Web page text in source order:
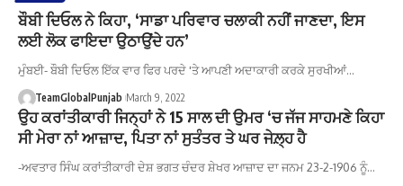
ਬੌਬੀ ਦਿਓਲ ਨੇ ਕਿਹਾ, ‘ਸਾਡਾ ਪਰਿਵਾਰ ਚਲਾਕੀ ਨਹੀਂ ਜਾਣਦਾ, ਇਸ
ਲਈ ਲੋਕ ਫਾਇਦਾ ਉਠਾਉਂਦੇ ਹਨ’
ਮੁੰਬਈ- ਬੌਬੀ ਦਿਓਲ ਇੱਕ ਵਾਰ ਫਿਰ ਪਰਦੇ 'ਤੇ ਆਪਣੀ ਅਦਾਕਾਰੀ ਕਰਕੇ ਸੁਰਖੀਆਂ…
TeamGlobalPunjab March 9, 2022
ਉਹ ਕਰਾਂਤੀਕਾਰੀ ਜਿਨ੍ਹਾਂ ਨੇ 15 ਸਾਲ ਦੀ ਉਮਰ ‘ਚ ਜੱਜ ਸਾਹਮਣੇ ਕਿਹਾ
ਸੀ ਮੇਰਾ ਨਾਂ ਆਜ਼ਾਦ, ਪਿਤਾ ਨਾਂ ਸੁਤੰਤਰ ਤੇ ਘਰ ਜੇਲ਼੍ਹ ਹੈ
-ਅਵਤਾਰ ਸਿੰਘ ਕਰਾਂਤੀਕਾਰੀ ਦੇਸ਼ ਭਗਤ ਚੰਦਰ ਸ਼ੇਖਰ ਆਜ਼ਾਦ ਦਾ ਜਨਮ 23-2-1906 ਨੂੰ…